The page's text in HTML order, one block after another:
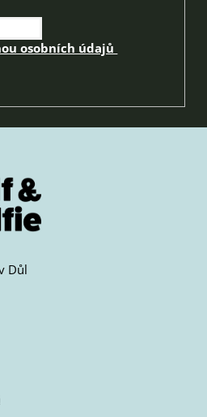
osobních údajů
Důl